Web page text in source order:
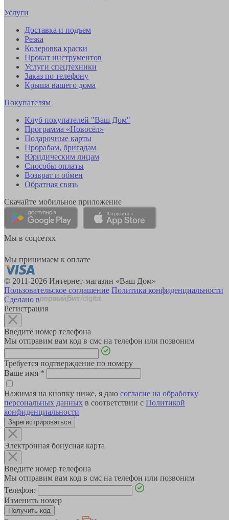
Услуги
Доставка и подъем
Резка
Колеровка краски
Прокат инструментов
Услуги спецтехники
Заказ по телефону
Крыша вашего дома
Покупателям
Клуб покупателей "Ваш Дом"
Программа «Новосёл»
Подарочные карты
Прорабам, бригадам
Юридическим лицам
Способы оплаты
Возврат и обмен
Обратная связь
Скачайте мобильное приложение
Мы в соцсетях
Мы принимаем к оплате
© 2011-2026 Интернет-магазин «Ваш Дом»
Пользовательское соглашение Политика конфиденциальности
Сделано в
Регистрация
Введите номер телефона
Мы отправим вам код в смс на телефон или позвоним
Требуется подтверждение по номеру
Ваше имя *
Нажимая на кнопку ниже, я даю согласие на обработку
персональных данных в соответствии с Политикой
конфиденциальности
Зарегистрироваться
Электронная бонусная карта
Введите номер телефона
Мы отправим вам код в смс на телефон или позвоним
Телефон:
Изменить номер